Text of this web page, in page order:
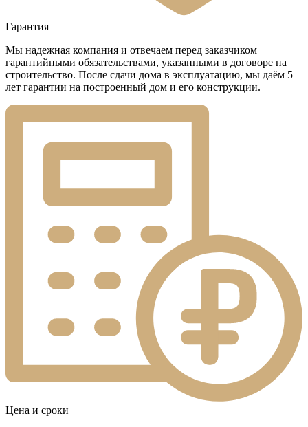
Гарантия
Мы надежная компания и отвечаем перед заказчиком
гарантийными обязательствами, указанными в договоре на
строительство. После сдачи дома в эксплуатацию, мы даём 5
лет гарантии на построенный дом и его конструкции.
Цена и сроки